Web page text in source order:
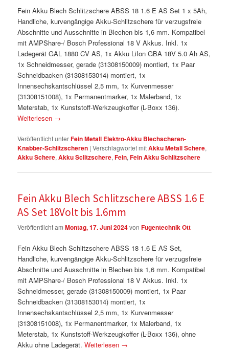
Fein Akku Blech Schlitzschere ABSS 18 1.6 E AS Set 1 x 5Ah,
Handliche, kurvengängige Akku-Schlitzschere für verzugsfreie
Abschnitte und Ausschnitte in Blechen bis 1,6 mm. Kompatibel
mit AMPShare-/ Bosch Professional 18 V Akkus. Inkl. 1x
Ladegerät GAL 1880 CV AS, 1x Akku LiIon GBA 18V 5.0 Ah AS,
1x Schneidmesser, gerade (31308150009) montiert, 1x Paar
Schneidbacken (31308153014) montiert, 1x
Innensechskantschlüssel 2,5 mm, 1x Kurvenmesser
(31308151008), 1x Permanentmarker, 1x Malerband, 1x
Meterstab, 1x Kunststoff-Werkzeugkoffer (L-Boxx 136).
Weiterlesen →
Veröffentlicht unterFein Metall Elektro-Akku Blechscheren-
Knabber-Schlitzscheren |Verschlagwortet mitAkku Metall Schere,
Akku Schere,Akku Sclitzschere,Fein,Fein Akku Schlitzschere
Fein Akku Blech Schlitzschere ABSS 1.6 E
AS Set 18Volt bis 1.6mm
Veröffentlicht amMontag, 17. Juni 2024vonFugentechnik Ott
Fein Akku Blech Schlitzschere ABSS 18 1.6 E AS Set,
Handliche, kurvengängige Akku-Schlitzschere für verzugsfreie
Abschnitte und Ausschnitte in Blechen bis 1,6 mm. Kompatibel
mit AMPShare-/ Bosch Professional 18 V Akkus. Inkl. 1x
Schneidmesser, gerade (31308150009) montiert, 1x Paar
Schneidbacken (31308153014) montiert, 1x
Innensechskantschlüssel 2,5 mm, 1x Kurvenmesser
(31308151008), 1x Permanentmarker, 1x Malerband, 1x
Meterstab, 1x Kunststoff-Werkzeugkoffer (L-Boxx 136), ohne
Akku ohne Ladegerät.Weiterlesen →